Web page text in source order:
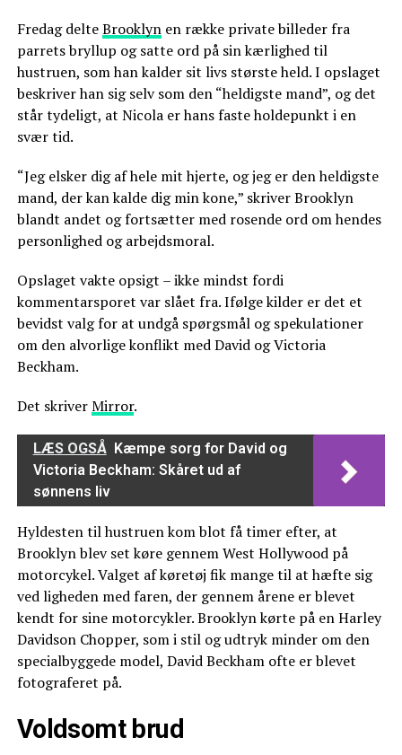
Fredag delteBrooklynen række private billeder fra
parrets bryllup og satte ord på sin kærlighed til
hustruen, som han kalder sit livs største held. I opslaget
beskriver han sig selv som den “heldigste mand”, og det
står tydeligt, at Nicola er hans faste holdepunkt i en
svær tid.
“Jeg elsker dig af hele mit hjerte, og jeg er den heldigste
mand, der kan kalde dig min kone,” skriver Brooklyn
blandt andet og fortsætter med rosende ord om hendes
personlighed og arbejdsmoral.
Opslaget vakte opsigt – ikke mindst fordi
kommentarsporet var slået fra. Ifølge kilder er det et
bevidst valg for at undgå spørgsmål og spekulationer
om den alvorlige konflikt med David og Victoria
Beckham.
Det skriverMirror.
LÆS OGSÅ Kæmpe sorg for David og
Victoria Beckham: Skåret ud af
sønnens liv
Hyldesten til hustruen kom blot få timer efter, at
Brooklyn blev set køre gennem West Hollywood på
motorcykel. Valget af køretøj fik mange til at hæfte sig
ved ligheden med faren, der gennem årene er blevet
kendt for sine motorcykler. Brooklyn kørte på en Harley
Davidson Chopper, som i stil og udtryk minder om den
specialbyggede model, David Beckham ofte er blevet
fotograferet på.
Voldsomt brud